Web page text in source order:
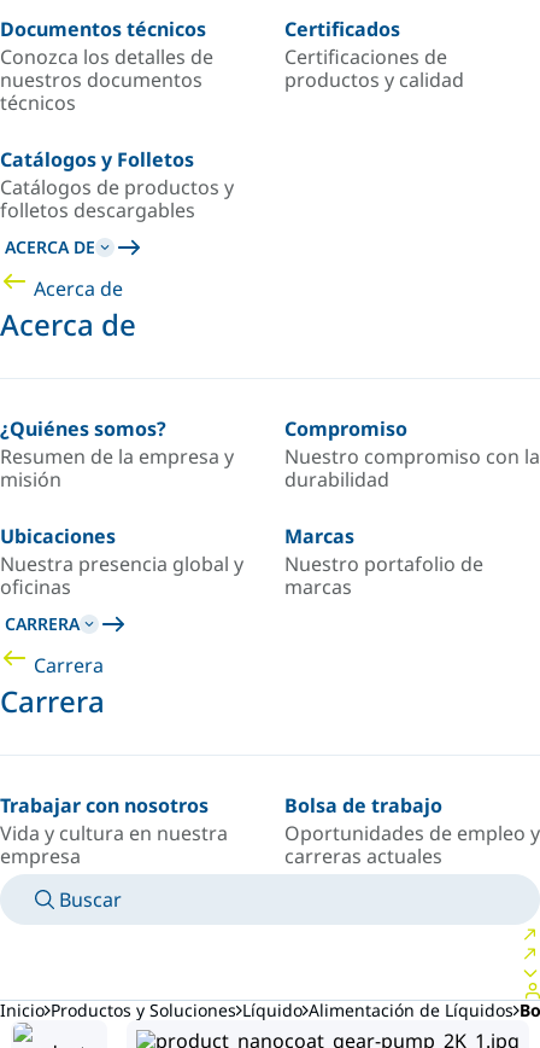
Documentos técnicos
Conozca los detalles de
nuestros documentos
técnicos
Certificados
Certificaciones de
productos y calidad
Catálogos y Folletos
Catálogos de productos y
folletos descargables
ACERCA DE
Acerca de
Acerca de
¿Quiénes somos?
Resumen de la empresa y
misión
Compromiso
Nuestro compromiso con la
durabilidad
Ubicaciones
Nuestra presencia global y
oficinas
Marcas
Nuestro portafolio de
marcas
CARRERA
Carrera
Carrera
Trabajar con nosotros
Vida y cultura en nuestra
empresa
Bolsa de trabajo
Oportunidades de empleo y
carreras actuales
Buscar
Inicio Productos y Soluciones Líquido Alimentación de Líquidos